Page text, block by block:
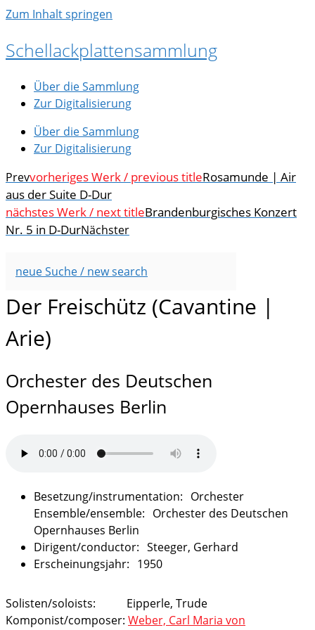
Zum Inhalt springen
Schellackplattensammlung
Über die Sammlung
Zur Digitalisierung
Über die Sammlung
Zur Digitalisierung
Prevvorheriges Werk / previous titleRosamunde | Air
aus der Suite D-Dur
nächstes Werk / next titleBrandenburgisches Konzert
Nr. 5 in D-DurNächster
neue Suche / new search
Der Freischütz (Cavantine |
Arie)
Orchester des Deutschen
Opernhauses Berlin
Orchester
Orchester des Deutschen
Opernhauses Berlin
Steeger, Gerhard
1950
Solisten/soloists:
Eipperle, Trude
Komponist/composer: Weber, Carl Maria von